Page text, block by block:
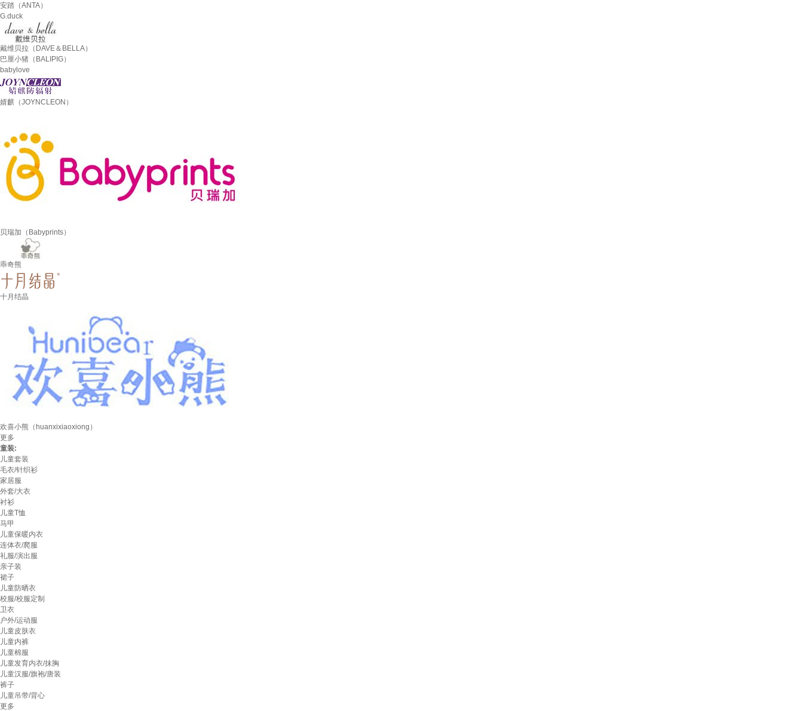
安踏（ANTA）
G.duck
戴维贝拉（DAVE＆BELLA）
巴厘小猪（BALIPIG）
babylove
婧麒（JOYNCLEON）
贝瑞加（Babyprints）
乖奇熊
十月结晶
欢喜小熊（huanxixiaoxiong）
更多
童装:
儿童套装
毛衣/针织衫
家居服
外套/大衣
衬衫
儿童T恤
马甲
儿童保暖内衣
连体衣/爬服
礼服/演出服
亲子装
裙子
儿童防晒衣
校服/校服定制
卫衣
户外/运动服
儿童皮肤衣
儿童内裤
儿童棉服
儿童发育内衣/抹胸
儿童汉服/旗袍/唐装
裤子
儿童吊带/背心
更多